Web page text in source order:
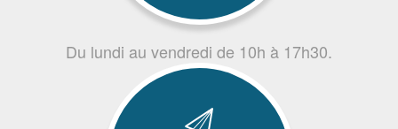
Du lundi au vendredi de 10h à 17h30.